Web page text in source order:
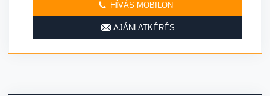
HÍVÁS MOBILON
AJÁNLATKÉRÉS